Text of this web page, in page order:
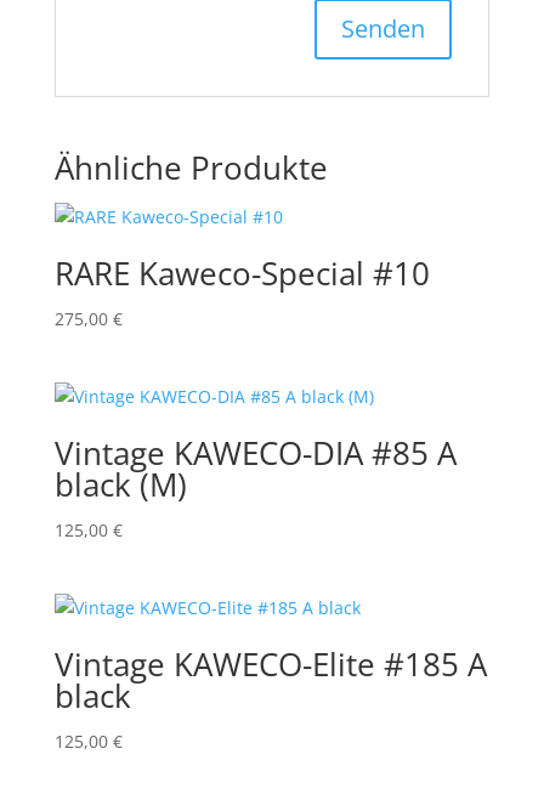
Ähnliche Produkte
RARE Kaweco-Special #10
275,00 €
Vintage KAWECO-DIA #85 A
black (M)
125,00 €
Vintage KAWECO-Elite #185 A
black
125,00 €